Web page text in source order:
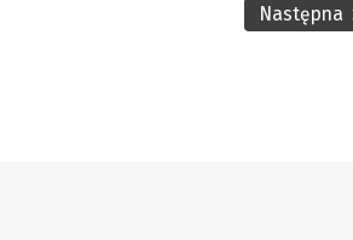
Następna